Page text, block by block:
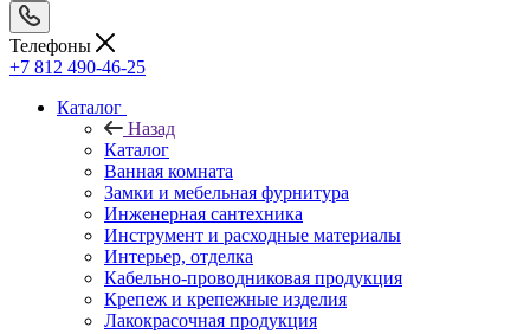
Телефоны
+7 812 490-46-25
Каталог
Назад
Каталог
Ванная комната
Замки и мебельная фурнитура
Инженерная сантехника
Инструмент и расходные материалы
Интерьер, отделка
Кабельно-проводниковая продукция
Крепеж и крепежные изделия
Лакокрасочная продукция